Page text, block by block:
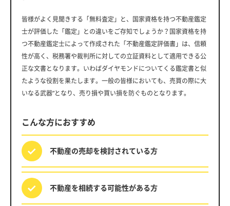
皆様がよく見聞きする「無料査定」と、国家資格を持つ不動産鑑定
士が評価した「鑑定」との違いをご存知でしょうか？国家資格を持
つ不動産鑑定士によって作成された「不動産鑑定評価書」は、信頼
性が高く、税務署や裁判所に対しての立証資料として適用できる公
正な文書となります。いわばダイヤモンドについてくる鑑定書と似
たような役割を果たします。一般の皆様においても、売買の際に大
いなる武器”となり、売り損や買い損を防ぐものとなります。
こんな方におすすめ
不動産の売却を検討されている方
不動産を相続する可能性がある方